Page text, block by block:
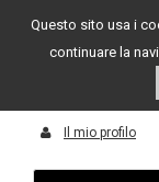
Assistenza clienti
Il mio profilo
Questo sito usa i
continuare la